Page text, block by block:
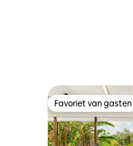
Favoriet van gasten
Favoriet van gasten